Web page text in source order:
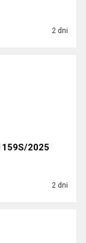
2 dni
2025
2 dni